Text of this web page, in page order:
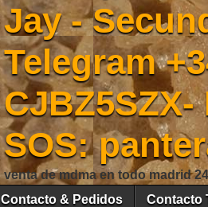
Jay -
Telegram
SOS:
venta de mdma en todo madrid
Contacto & Pedidos
Contacto